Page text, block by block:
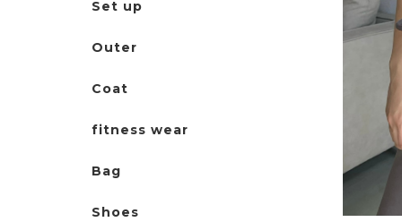
Set up
Outer
Coat
fitness wear
Bag
Shoes